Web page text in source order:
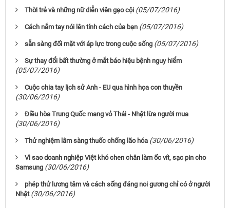
Thời trẻ và những nữ diễn viên gạo cội (05/07/2016)
Cách nắm tay nói lên tính cách của bạn (05/07/2016)
sẵn sàng đối mặt với áp lực trong cuộc sống (05/07/2016)
Sự thay đổi bất thường ở mắt báo hiệu bệnh nguy hiểm
(05/07/2016)
Cuộc chia tay lịch sử Anh - EU qua hình họa con thuyền
(30/06/2016)
Điều hòa Trung Quốc mang vỏ Thái - Nhật lừa người mua
(30/06/2016)
Thử nghiệm lâm sàng thuốc chống lão hóa (30/06/2016)
Vì sao doanh nghiệp Việt khó chen chân làm ốc vít, sạc pin cho
Samsung (30/06/2016)
phép thử lương tâm và cách sống đáng noi gương chỉ có ở người
Nhật (30/06/2016)